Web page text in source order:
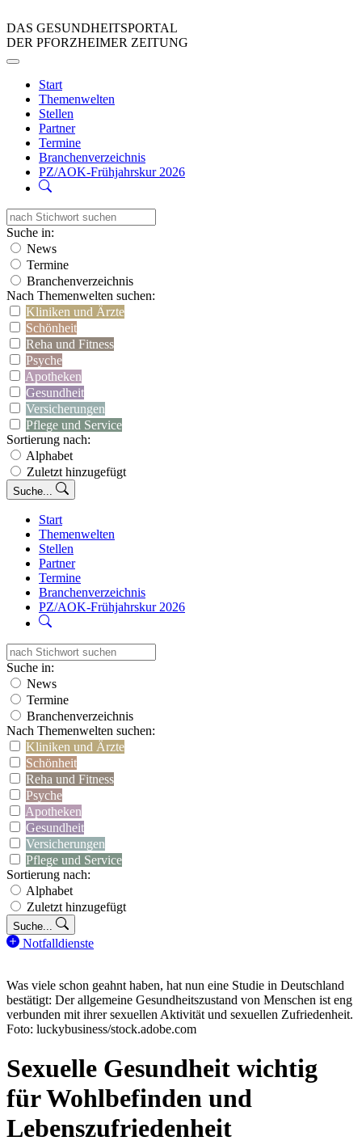
DAS GESUNDHEITSPORTAL
DER PFORZHEIMER ZEITUNG
Start
Themenwelten
Stellen
Partner
Termine
Branchenverzeichnis
PZ/AOK-Frühjahrskur 2026
Suche in:
News
Termine
Branchenverzeichnis
Nach Themenwelten suchen:
Kliniken und Ärzte
Schönheit
Reha und Fitness
Psyche
Apotheken
Gesundheit
Versicherungen
Pflege und Service
Sortierung nach:
Alphabet
Zuletzt hinzugefügt
Suche...
Start
Themenwelten
Stellen
Partner
Termine
Branchenverzeichnis
PZ/AOK-Frühjahrskur 2026
Suche in:
News
Termine
Branchenverzeichnis
Nach Themenwelten suchen:
Kliniken und Ärzte
Schönheit
Reha und Fitness
Psyche
Apotheken
Gesundheit
Versicherungen
Pflege und Service
Sortierung nach:
Alphabet
Zuletzt hinzugefügt
Suche...
Notfalldienste
Was viele schon geahnt haben, hat nun eine Studie in Deutschland
bestätigt: Der allgemeine Gesundheitszustand von Menschen ist eng
verbunden mit ihrer sexuellen Aktivität und sexuellen Zufriedenheit.
Foto: luckybusiness/stock.adobe.com
Sexuelle Gesundheit wichtig
für Wohlbefinden und
Lebenszufriedenheit